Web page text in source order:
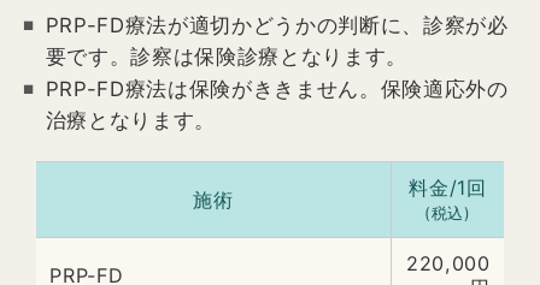
PRP-FD療法が適切かどうかの判断に、診察が必
要です。診察は保険診療となります。
PRP-FD療法は保険がききません。保険適応外の
治療となります。
施術 料金/1回
(税込)
PRP-FD
220,000